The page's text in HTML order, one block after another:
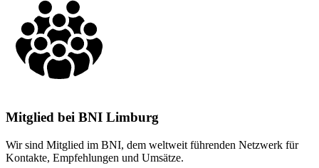
Mitglied bei BNI Limburg
Wir sind Mitglied im BNI, dem weltweit führenden Netzwerk für
Kontakte, Empfehlungen und Umsätze.